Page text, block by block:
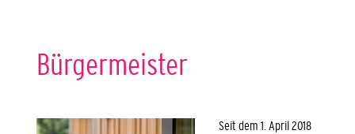
Bürgermeister
Seit dem 1. April 2018